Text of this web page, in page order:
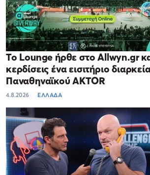
Το Lounge ήρθε στο Allwyn.gr
κερδίσεις ένα εισιτήριο
Παναθηναϊκού AKTOR
4.8.2026 ΕΛΛΑΔΑ